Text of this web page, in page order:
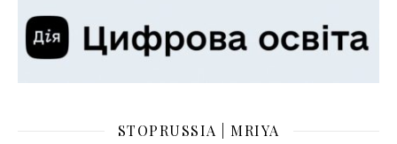
STOPRUSSIA | MRIYA